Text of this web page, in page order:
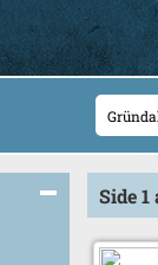
Side 1